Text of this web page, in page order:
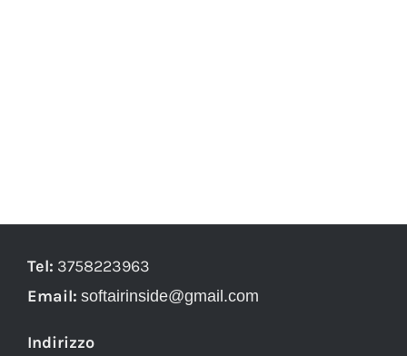
Tel: 3758223963
Email: softairinside@gmail.com
Indirizzo